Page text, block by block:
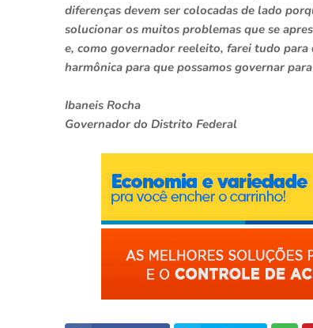
diferenças devem ser colocadas de lado
solucionar os muitos problemas que se
e, como governador reeleito, farei tudo
harmônica para que possamos governar
Ibaneis Rocha
Governador do Distrito Federal